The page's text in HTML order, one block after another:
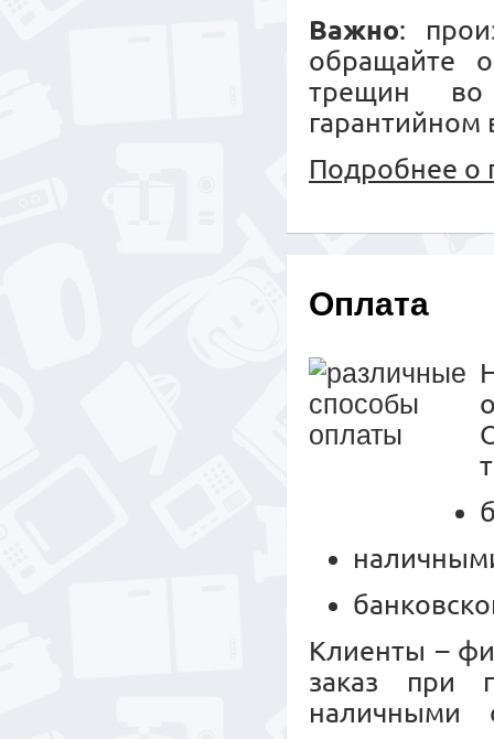
Важно:
обращайте
трещин во
гарантийном
Подробнее о
Оплата
Клиенты –
заказ при
наличными